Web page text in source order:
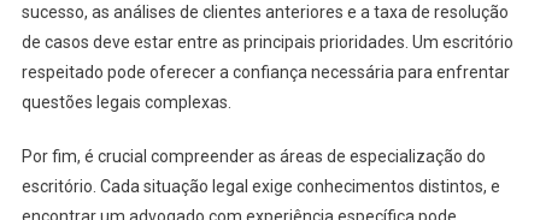
Suas
Legais
sucesso, as análises de clientes anteriores e a taxa de resolução
de casos deve estar entre as principais prioridades. Um escritório
respeitado pode oferecer a confiança necessária para enfrentar
questões legais complexas.
Por fim, é crucial compreender as áreas de especialização do
escritório. Cada situação legal exige conhecimentos distintos, e
encontrar um advogado com experiência específica pode